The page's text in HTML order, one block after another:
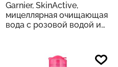
Garnier, SkinActive,
мицеллярная очищающая
вода с розовой водой и